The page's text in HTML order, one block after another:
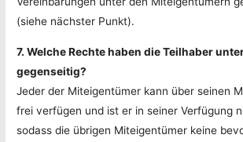
(siehe nächster Punkt).
7. Welche Rechte haben die Teilhaber
gegenseitig?
Jeder der Miteigentümer kann über seinen
frei verfügen und ist er in seiner Verfügung
sodass die übrigen Miteigentümer keine